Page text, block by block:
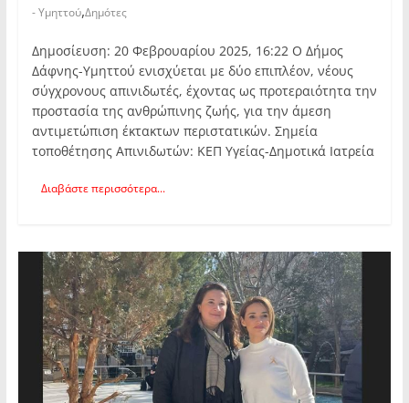
- Υμηττού,Δημότες
Δημοσίευση: 20 Φεβρουαρίου 2025, 16:22 Ο Δήμος
Δάφνης-Υμηττού ενισχύεται με δύο επιπλέον, νέους
σύγχρονους απινιδωτές, έχοντας ως προτεραιότητα την
προστασία της ανθρώπινης ζωής, για την άμεση
αντιμετώπιση έκτακτων περιστατικών. Σημεία
τοποθέτησης Απινιδωτών: ΚΕΠ Υγείας-Δημοτικά Ιατρεία
Διαβάστε περισσότερα...